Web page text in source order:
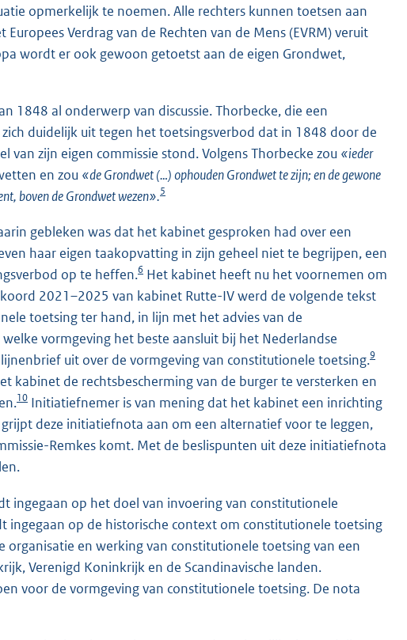
opmerkelijk te noemen. Alle rechters kunnen toetsen aan
Verdrag van de Rechten van de Mens (EVRM) veruit
wordt er ook gewoon getoetst aan de eigen Grondwet,
1848 al onderwerp van discussie. Thorbecke, die een
duidelijk uit tegen het toetsingsverbod dat in 1848 door de
zijn eigen commissie stond. Volgens Thorbecke zou «ieder
en zou «de Grondwet (…) ophouden Grondwet te zijn; en de gewone
boven de Grondwet wezen».5
gebleken was dat het kabinet gesproken had over een
haar eigen taakopvatting in zijn geheel niet te begrijpen, een
op te heffen.6 Het kabinet heeft nu het voornemen om
2021–2025 van kabinet Rutte-IV werd de volgende tekst
toetsing ter hand, in lijn met het advies van de
vormgeving het beste aansluit bij het Nederlandse
uit over de vormgeving van constitutionele toetsing.9
kabinet de rechtsbescherming van de burger te versterken en
10 Initiatiefnemer is van mening dat het kabinet een inrichting
deze initiatiefnota aan om een alternatief voor te leggen,
Remkes komt. Met de beslispunten uit deze initiatiefnota
ingegaan op het doel van invoering van constitutionele
op de historische context om constitutionele toetsing
en werking van constitutionele toetsing van een
Verenigd Koninkrijk en de Scandinavische landen.
voor de vormgeving van constitutionele toetsing. De nota